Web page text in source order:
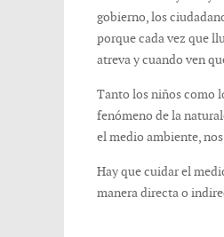
gobierno, los
porque cada vez que
atreva y cuando ven
Tanto los niños como
fenómeno de la
el medio ambiente,
Hay que cuidar el
manera directa o